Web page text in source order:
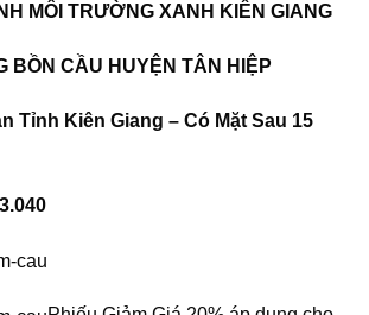
MÔI TRƯỜNG XANH KIÊN GIANG
BỒN CẦU HUYỆN TÂN HIỆP
Tỉnh Kiên Giang – Có Mặt Sau 15